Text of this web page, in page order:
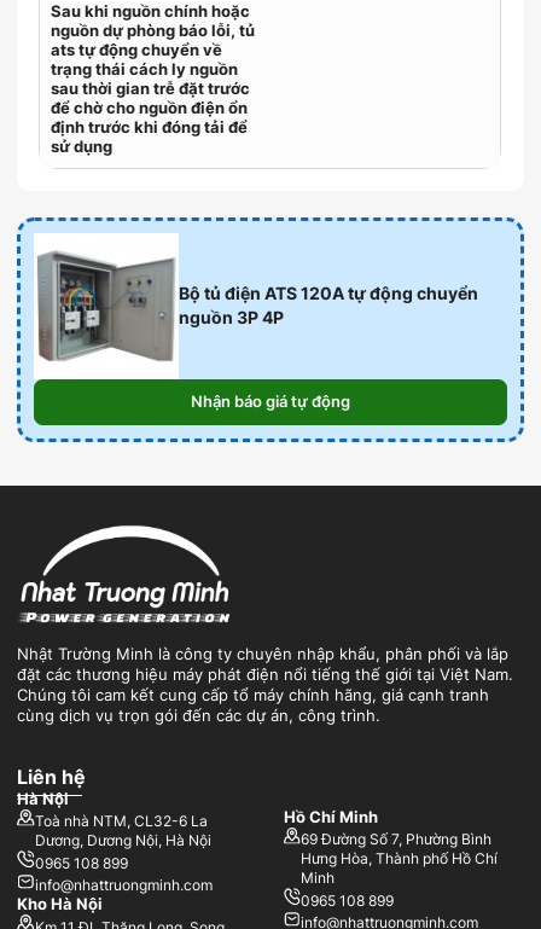
Sau khi nguồn chính hoặc
nguồn dự phòng báo lỗi, tủ
ats tự động chuyển về
trạng thái cách ly nguồn
sau thời gian trễ đặt trước
để chờ cho nguồn điện ổn
định trước khi đóng tải để
sử dụng
Bộ tủ điện ATS 120A tự động chuyển
nguồn 3P 4P
Nhận báo giá tự động
Nhật Trường Minh là công ty chuyên nhập khẩu, phân phối và lắp
đặt các thương hiệu máy phát điện nổi tiếng thế giới tại Việt Nam.
Chúng tôi cam kết cung cấp tổ máy chính hãng, giá cạnh tranh
cùng dịch vụ trọn gói đến các dự án, công trình.
Liên hệ
Hà Nội
Toà nhà NTM, CL32-6 La
Dương, Dương Nội, Hà Nội
0965 108 899
info@nhattruongminh.com
Kho Hà Nội
Hồ Chí Minh
69 Đường Số 7, Phường Bình
Hưng Hòa, Thành phố Hồ Chí
Minh
0965 108 899
info@nhattruongminh.com